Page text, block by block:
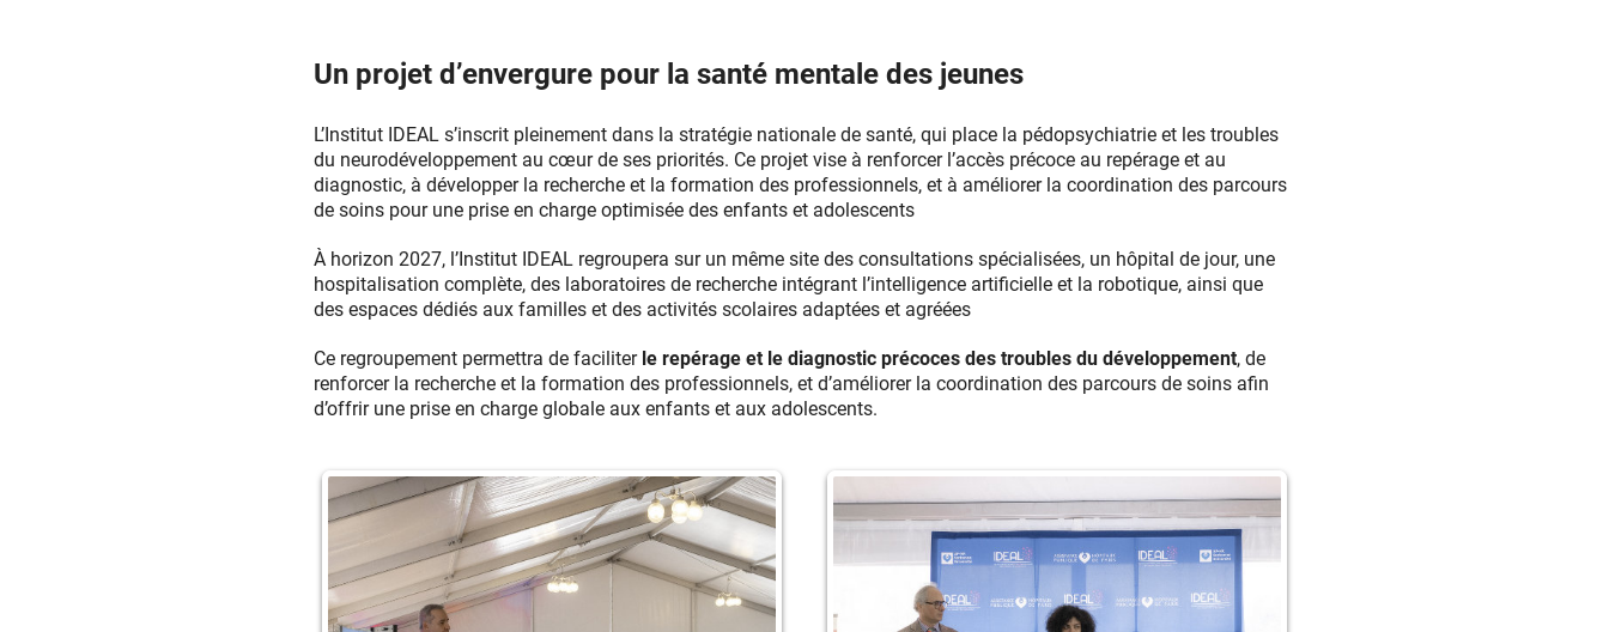
Un projet d’envergure pour la santé mentale des jeunes
L’Institut IDEAL s’inscrit pleinement dans la stratégie nationale de santé, qui place la pédopsychiatrie et les troubles
du neurodéveloppement au cœur de ses priorités. Ce projet vise à renforcer l’accès précoce au repérage et au
diagnostic, à développer la recherche et la formation des professionnels, et à améliorer la coordination des parcours
de soins pour une prise en charge optimisée des enfants et adolescents
À horizon 2027, l’Institut IDEAL regroupera sur un même site des consultations spécialisées, un hôpital de jour, une
hospitalisation complète, des laboratoires de recherche intégrant l’intelligence artificielle et la robotique, ainsi que
des espaces dédiés aux familles et des activités scolaires adaptées et agréées
Ce regroupement permettra de faciliterle repérage et le diagnostic précoces des troubles du développement, de
renforcer la recherche et la formation des professionnels, et d’améliorer la coordination des parcours de soins afin
d’offrir une prise en charge globale aux enfants et aux adolescents.